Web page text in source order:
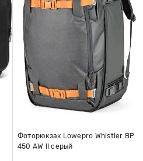
Фоторюкзак Lowepro Whistler BP
450 AW II серый